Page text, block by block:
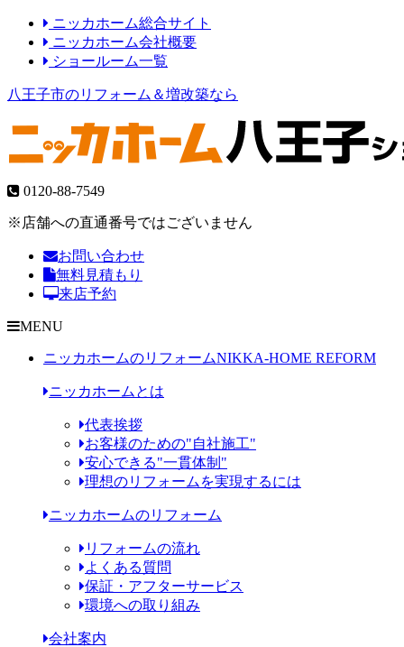
ニッカホーム総合サイト
ニッカホーム会社概要
ショールーム一覧
八王子市のリフォーム＆増改築なら
0120-88-7549
※店舗への直通番号ではございません
お問い合わせ
無料見積もり
来店予約
MENU
ニッカホームのリフォームNIKKA-HOME REFORM
ニッカホームとは
代表挨拶
お客様のための"自社施工"
安心できる"一貫体制"
理想のリフォームを実現するには
ニッカホームのリフォーム
リフォームの流れ
よくある質問
保証・アフターサービス
環境への取り組み
会社案内